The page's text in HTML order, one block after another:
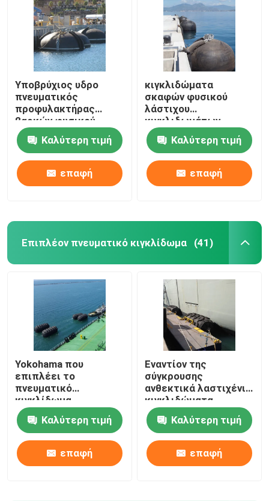
Υποβρύχιος υδρο
πνευματικός
προφυλακτήρας
βαρκών φυσικού
λάστιχου
κιγκλιδωμάτων για
την προστασία
σκαφών
Καλύτερη τιμή
επαφή
κιγκλιδώματα
σκαφών φυσικού
λάστιχου
κιγκλιδωμάτων
2.5m*5.5m θαλάσσια
ανθεκτικά υδρο
πνευματικά
Καλύτερη τιμή
επαφή
Επιπλέον πνευματικό κιγκλίδωμα (41)
Yokohama που
επιπλέει το
πνευματικό
κιγκλίδωμα
Καλύτερη τιμή
επαφή
Εναντίον της
σύγκρουσης
ανθεκτικά λαστιχένια
κιγκλιδώματα
Καλύτερη τιμή
επαφή